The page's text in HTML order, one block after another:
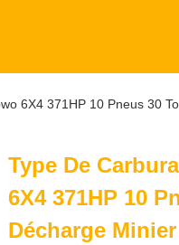
6X4 371HP 10 Pneus 30
Type De
6X4 371HP 10
Décharge